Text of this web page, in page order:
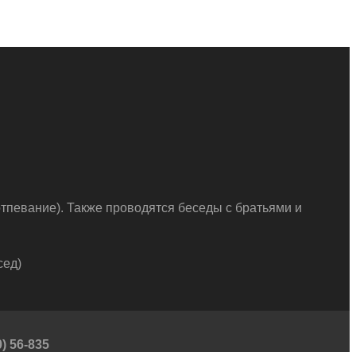
Также проводятся беседы с братьями и
56-835